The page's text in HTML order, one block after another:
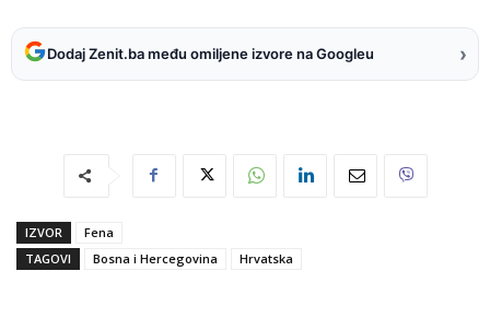
Dodaj Zenit.ba među omiljene izvore na Googleu ›
IZVOR
Fena
TAGOVI
Bosna i Hercegovina Hrvatska